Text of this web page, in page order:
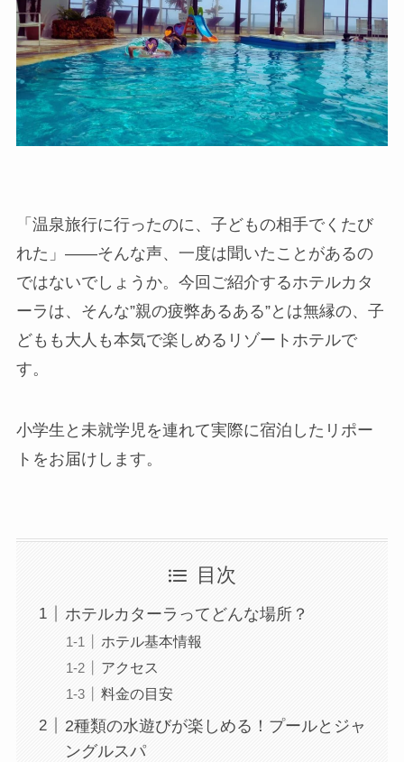
「温泉旅行に行ったのに、子どもの相手でくたび
れた」——そんな声、一度は聞いたことがあるの
ではないでしょうか。今回ご紹介するホテルカタ
ーラは、そんな”親の疲弊あるある”とは無縁の、子
どもも大人も本気で楽しめるリゾートホテルで
す。
小学生と未就学児を連れて実際に宿泊したリポー
トをお届けします。
目次
ホテルカターラってどんな場所？
ホテル基本情報
アクセス
料金の目安
2種類の水遊びが楽しめる！プールとジャ
ングルスパ